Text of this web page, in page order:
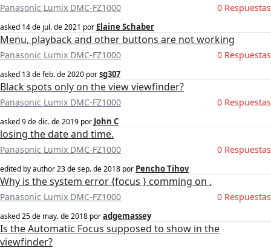
Panasonic Lumix DMC-FZ1000 0 Respuestas
asked 14 de jul. de 2021 por Elaine Schaber
Menu, playback and other buttons are not working
Panasonic Lumix DMC-FZ1000 0 Respuestas
asked 13 de feb. de 2020 porsg307
Black spots only on the view viewfinder?
Panasonic Lumix DMC-FZ1000 0 Respuestas
asked9 de dic. de 2019 por John C
losing the date and time.
Panasonic Lumix DMC-FZ1000 0 Respuestas
edited by author23 de sep. de 2018 por Pencho Tihov
Why is the system error {focus } comming on .
Panasonic Lumix DMC-FZ1000 0 Respuestas
asked25 de may. de 2018 poradgemassey
Is the Automatic Focus supposed to show in the
viewfinder?